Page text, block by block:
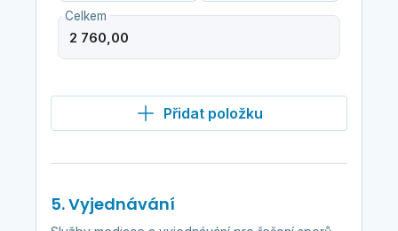
Celkem
Přidat položku
5. Vyjednávání